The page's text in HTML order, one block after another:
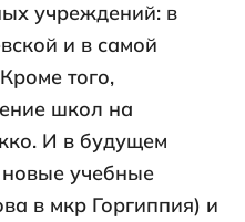
учреждений: в
и в самой
того,
школ на
И в будущем
учебные
в мкр Горгиппия) и